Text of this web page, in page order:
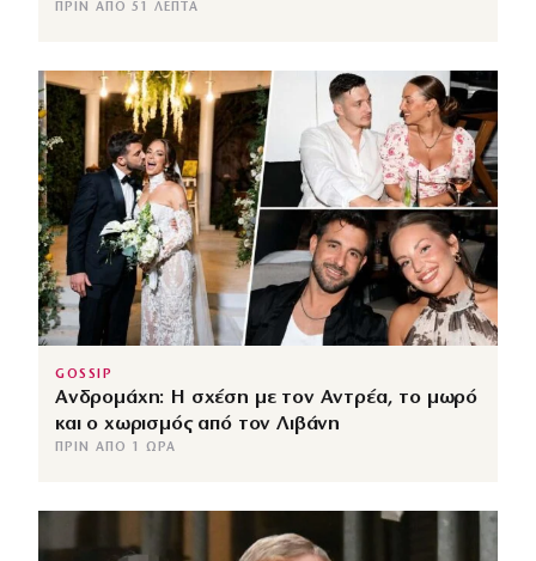
ΠΡΙΝ ΑΠΌ 51 ΛΕΠΤΆ
GOSSIP
Ανδρομάχη: Η σχέση με τον Αντρέα, το μωρό
και ο χωρισμός από τον Λιβάνη
ΠΡΙΝ ΑΠΌ 1 ΏΡΑ